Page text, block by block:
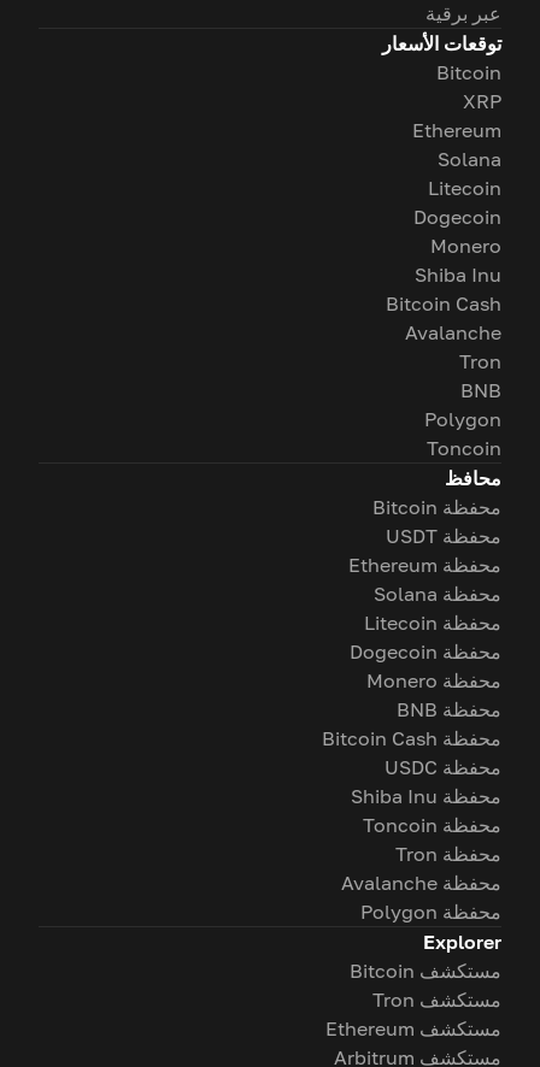
عبر برقية
توقعات الأسعار
Bitcoin
XRP
Ethereum
Solana
Litecoin
Dogecoin
Monero
Shiba Inu
Bitcoin Cash
Avalanche
Tron
BNB
Polygon
Toncoin
محافظ
محفظة Bitcoin
محفظة USDT
محفظة Ethereum
محفظة Solana
محفظة Litecoin
محفظة Dogecoin
محفظة Monero
محفظة BNB
محفظة Bitcoin Cash
محفظة USDC
محفظة Shiba Inu
محفظة Toncoin
محفظة Tron
محفظة Avalanche
محفظة Polygon
Explorer
مستكشف Bitcoin
مستكشف Tron
مستكشف Ethereum
مستكشف Arbitrum